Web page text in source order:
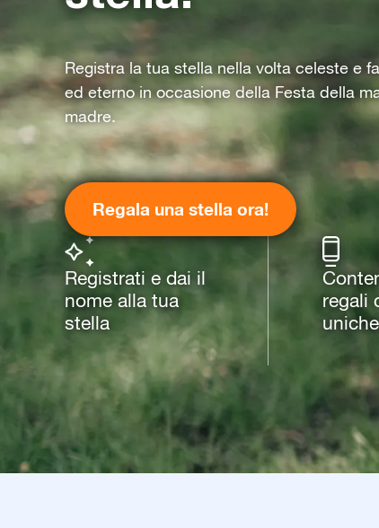
Registra la tua stella nella volta celeste e
ed eterno in occasione della Festa della
madre.
Regala una stella ora!
Registrati e dai il
nome alla tua
stella
regali
uniche